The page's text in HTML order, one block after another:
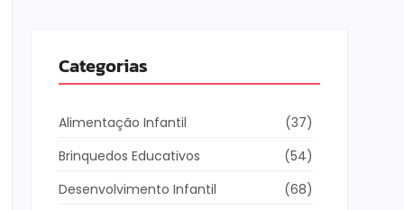
Categorias
Alimentação Infantil
(37)
Brinquedos Educativos
(54)
Desenvolvimento Infantil
(68)